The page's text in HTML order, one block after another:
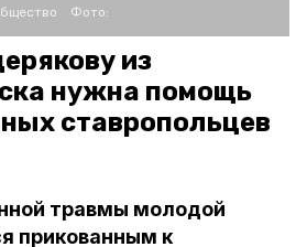
Фото:
из
нужна помощь
ставропольцев
травмы молодой
прикованным к